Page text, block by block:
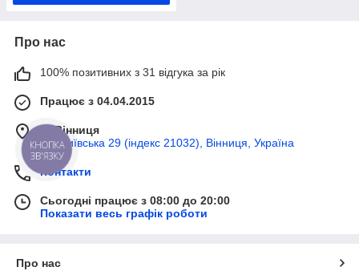
Про нас
100% позитивних з 31 відгука за рік
Працює з 04.04.2015
м. Вінниця
вул Київська 29 (індекс 21032), Вінниця, Україна
Контакти
Сьогодні працює з 08:00 до 20:00
Показати весь графік роботи
Про нас
КНОПКА
ЗВ'ЯЗКУ